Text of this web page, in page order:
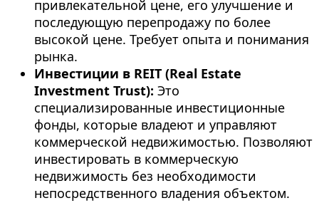
привлекательной цене, его улучшение и
последующую перепродажу по более
высокой цене. Требует опыта и понимания
рынка.
Инвестиции в REIT (Real Estate
Investment Trust): Это
специализированные инвестиционные
фонды, которые владеют и управляют
коммерческой недвижимостью. Позволяют
инвестировать в коммерческую
недвижимость без необходимости
непосредственного владения объектом.